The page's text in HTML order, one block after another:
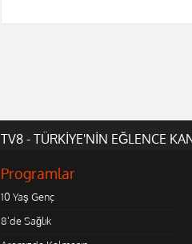
TV8 - TÜRKİYE'NİN EĞLENCE
Programlar
10 Yaş Genç
8'de Sağlık